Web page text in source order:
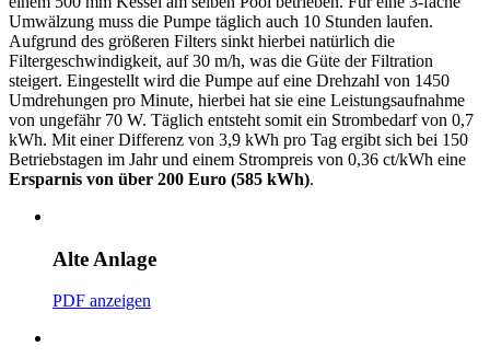
Umwälzung muss die Pumpe täglich auch 10 Stunden laufen.
Aufgrund des größeren Filters sinkt hierbei natürlich die
Filtergeschwindigkeit, auf 30 m/h, was die Güte der Filtration
steigert. Eingestellt wird die Pumpe auf eine Drehzahl von 1450
Umdrehungen pro Minute, hierbei hat sie eine Leistungsaufnahme
von ungefähr 70 W. Täglich entsteht somit ein Strombedarf von 0,7
kWh. Mit einer Differenz von 3,9 kWh pro Tag ergibt sich bei 150
Betriebstagen im Jahr und einem Strompreis von 0,36 ct/kWh eine
Ersparnis von über 200 Euro (585 kWh).
Alte Anlage
PDF anzeigen